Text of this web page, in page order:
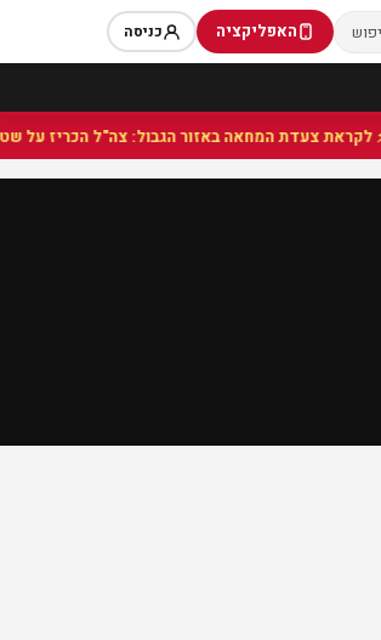
האפליקציה כניסה
צעדת המחאה באזור הגבול: צה"ל הכריז על שטח